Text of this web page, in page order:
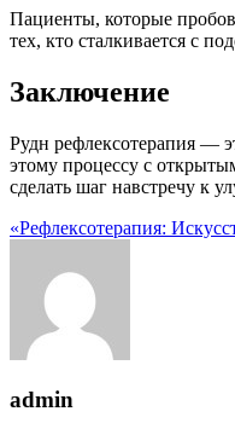
Пациенты, которые
тех, кто сталкивается с
Заключение
Рудн рефлексотерапия —
этому процессу с
сделать шаг навстречу к
«Рефлексотерапия:
admin